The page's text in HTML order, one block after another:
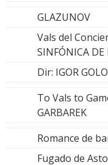
GLAZUNOV
Vals del
SINFÓNICA DE
Dir: IGOR
To Vals to
GARBAREK
Romance de
Fugado de